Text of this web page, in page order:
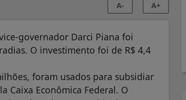
A- A+
governador Darci Piana foi
O investimento foi de R$ 4,4
foram usados para subsidiar
Caixa Econômica Federal. O